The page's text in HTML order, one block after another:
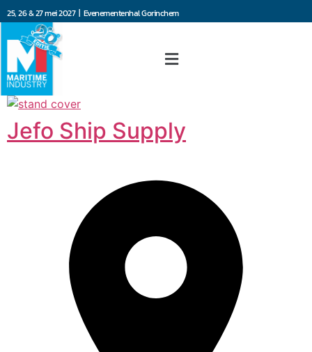
25, 26 & 27 mei 2027 | Evenementenhal Gorinchem
Jefo Ship Supply